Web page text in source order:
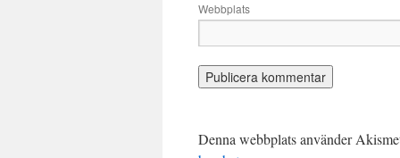
Webbplats
Denna webbplats använder